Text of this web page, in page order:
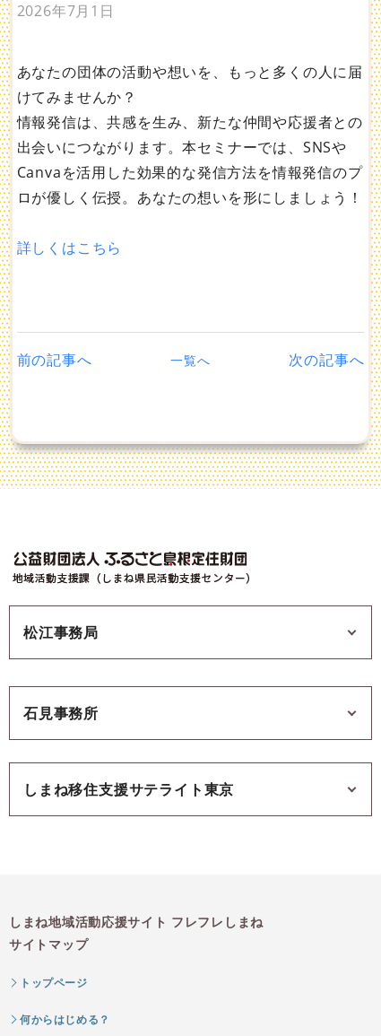
2026年7月1日
あなたの団体の活動や想いを、もっと多くの人に届
けてみませんか？
情報発信は、共感を生み、新たな仲間や応援者との
出会いにつながります。本セミナーでは、SNSや
Canvaを活用した効果的な発信方法を情報発信のプ
ロが優しく伝授。あなたの想いを形にしましょう！
詳しくはこちら
前の記事へ 一覧へ 次の記事へ
松江事務局
石見事務所
しまね移住支援サテライト東京
しまね地域活動応援サイト フレフレしまね
サイトマップ
トップページ
何からはじめる？